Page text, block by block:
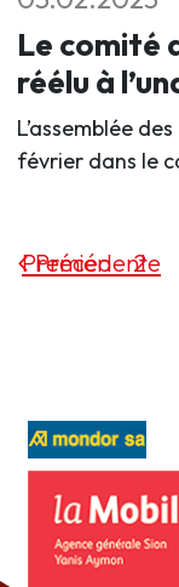
Le comité
réélu à
L’assemblée
février dans le
Précédente
Premier 2